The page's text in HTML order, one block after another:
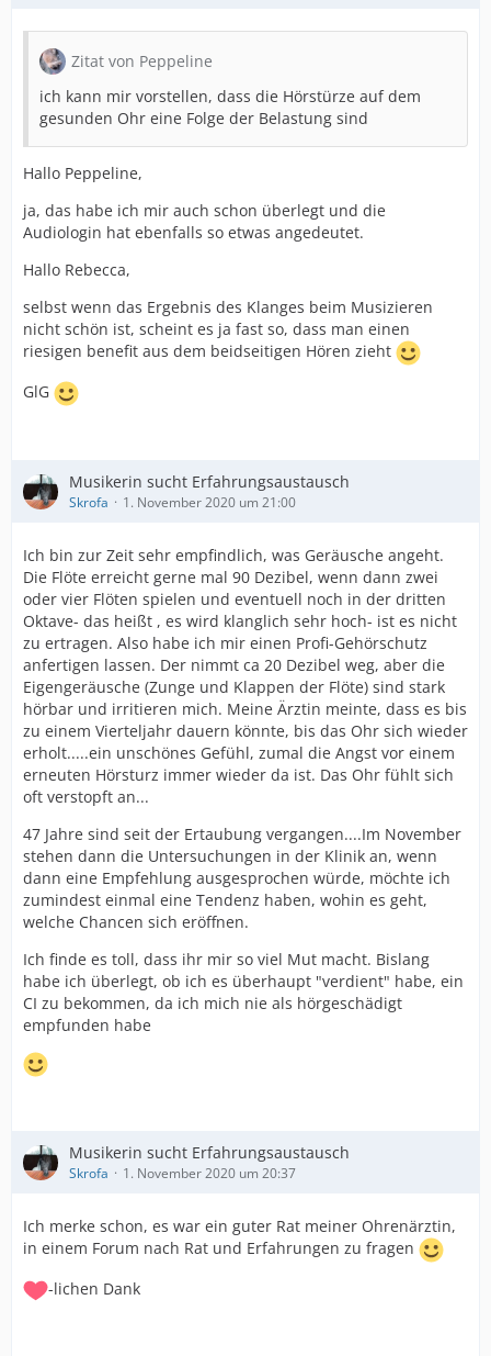
Zitat von Peppeline
ich kann mir vorstellen, dass die Hörstürze auf dem
gesunden Ohr eine Folge der Belastung sind
Hallo Peppeline,
ja, das habe ich mir auch schon überlegt und die
Audiologin hat ebenfalls so etwas angedeutet.
Hallo Rebecca,
selbst wenn das Ergebnis des Klanges beim Musizieren
nicht schön ist, scheint es ja fast so, dass man einen
riesigen benefit aus dem beidseitigen Hören zieht
GlG
Musikerin sucht Erfahrungsaustausch
Skrofa 1. November 2020 um 21:00
Ich bin zur Zeit sehr empfindlich, was Geräusche angeht.
Die Flöte erreicht gerne mal 90 Dezibel, wenn dann zwei
oder vier Flöten spielen und eventuell noch in der dritten
Oktave- das heißt , es wird klanglich sehr hoch- ist es nicht
zu ertragen. Also habe ich mir einen Profi-Gehörschutz
anfertigen lassen. Der nimmt ca 20 Dezibel weg, aber die
Eigengeräusche (Zunge und Klappen der Flöte) sind stark
hörbar und irritieren mich. Meine Ärztin meinte, dass es bis
zu einem Vierteljahr dauern könnte, bis das Ohr sich wieder
erholt.....ein unschönes Gefühl, zumal die Angst vor einem
erneuten Hörsturz immer wieder da ist. Das Ohr fühlt sich
oft verstopft an...
47 Jahre sind seit der Ertaubung vergangen....Im November
stehen dann die Untersuchungen in der Klinik an, wenn
dann eine Empfehlung ausgesprochen würde, möchte ich
zumindest einmal eine Tendenz haben, wohin es geht,
welche Chancen sich eröffnen.
Ich finde es toll, dass ihr mir so viel Mut macht. Bislang
habe ich überlegt, ob ich es überhaupt "verdient" habe, ein
CI zu bekommen, da ich mich nie als hörgeschädigt
empfunden habe
Musikerin sucht Erfahrungsaustausch
Skrofa 1. November 2020 um 20:37
Ich merke schon, es war ein guter Rat meiner Ohrenärztin,
in einem Forum nach Rat und Erfahrungen zu fragen
-lichen Dank